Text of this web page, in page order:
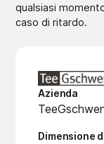
qualsiasi
caso di ritardo.
Azienda
Dimensione